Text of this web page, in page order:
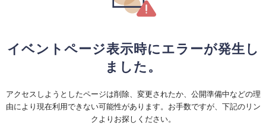
イベントページ表示時にエラーが発生し
ました。
アクセスしようとしたページは削除、変更されたか、公開準備中などの理
由により現在利用できない可能性があります。お手数ですが、下記のリン
クよりお探しください。